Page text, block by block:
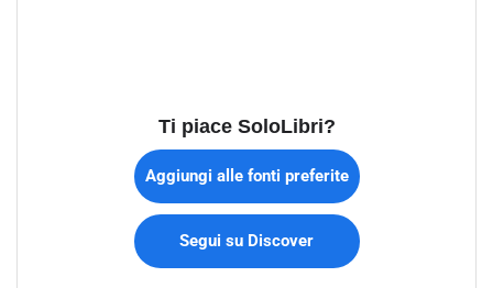
Ti piace SoloLibri?
Aggiungi alle fonti preferite
Segui su Discover